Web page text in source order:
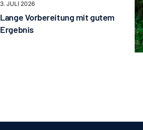
3. JULI 2026
Lange Vorbereitung mit gutem
Ergebnis